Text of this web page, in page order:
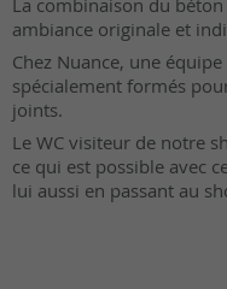
La combinaison du béton
ambiance originale et
Chez Nuance, une
spécialement formés
joints.
Le WC visiteur de notre
ce qui est possible avec
lui aussi en passant au